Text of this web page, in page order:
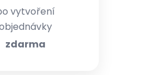
vytvoření
zdarma